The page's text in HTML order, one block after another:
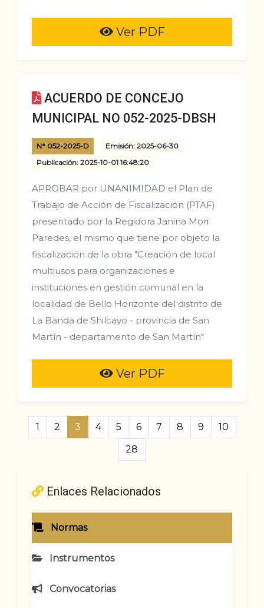
Ver PDF
ACUERDO DE CONCEJO
MUNICIPAL NO 052-2025-DBSH
N° 052-2025-D
Emisión: 2025-06-30
Publicación: 2025-10-01 16:48:20
APROBAR por UNANIMIDAD el Plan de
Trabajo de Acción de Fiscalización (PTAF)
presentado por la Regidora Janina Mori
Paredes, el mismo que tiene por objeto la
fiscalización de la obra "Creación de local
multiusos para organizaciones e
instituciones en gestión comunal en la
localidad de Bello Horizonte del distrito de
La Banda de Shilcayo - provincia de San
Martín - departamento de San Martín"
Ver PDF
1 2 3 4 5 6 7 8 9
10
28
Enlaces Relacionados
Normas
Instrumentos
Convocatorias